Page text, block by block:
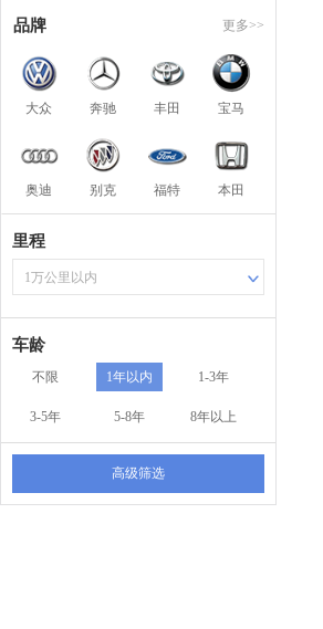
品牌 更多>>
大众 奔驰 丰田 宝马
奥迪 别克 福特 本田
里程
1万公里以内
车龄
不限 1年以内 1-3年
3-5年 5-8年 8年以上
高级筛选